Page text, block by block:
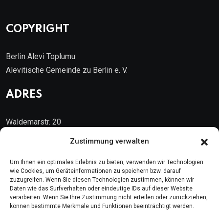
Zustimmung verwalten
Um Ihnen ein optimales Erlebnis zu bieten, verwenden wir Technologien
wie Cookies, um Geräteinformationen zu speichern bzw. darauf
zuzugreifen. Wenn Sie diesen Technologien zustimmen, können wir
Daten wie das Surfverhalten oder eindeutige IDs auf dieser Website
verarbeiten. Wenn Sie Ihre Zustimmung nicht erteilen oder zurückziehen,
können bestimmte Merkmale und Funktionen beeinträchtigt werden.
COPYRIGHT
Berlin Alevi Toplumu
Alevitische Gemeinde zu Berlin e. V.
ADRES
Waldemarstr. 20
Kontakt
Telefon: (030) 616 58 700
Faks : (030) 616 58 395